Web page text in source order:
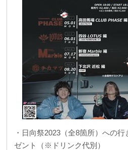
・日向祭2023（全8箇所）への
ゼント
（※ドリンク代別）